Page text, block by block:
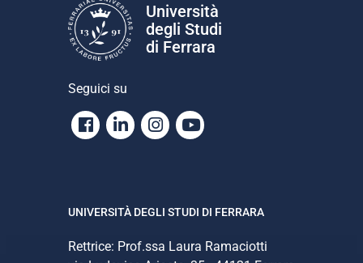
Università
degli Studi
di Ferrara
Seguici su
Facebook
LinkedinInstagram
Youtube
UNIVERSITÀ DEGLI STUDI DI FERRARA
Rettrice: Prof.ssa Laura Ramaciotti